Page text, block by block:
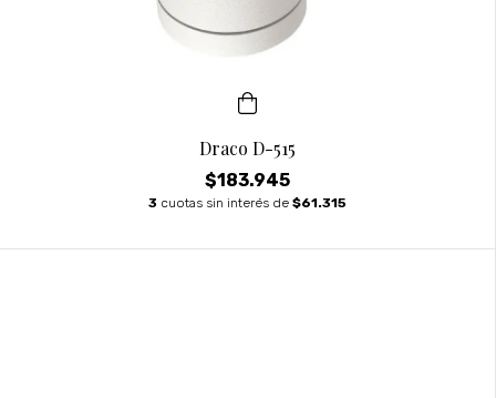
Draco D-515
$183.945
3 cuotas sin interés de $61.315